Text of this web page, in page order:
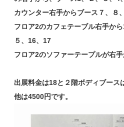
カウンター右手からブース７、８
フロア2のカフェテーブル右手か
５、16、17
フロア2のソファーテープルが右
出展料金は18と２階ボディブース
他は4500円です。